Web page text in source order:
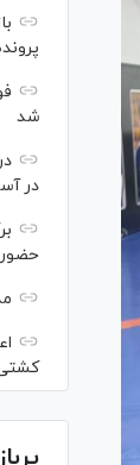
شد
در
حضور
کشتی